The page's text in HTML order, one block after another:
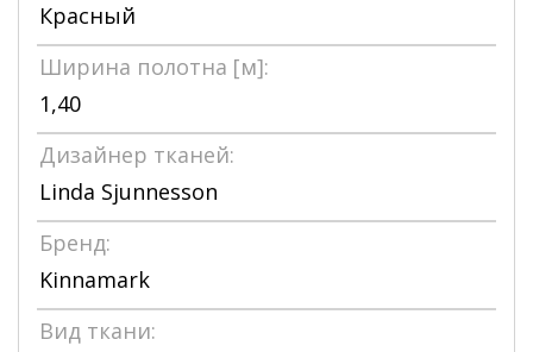
Красный
Ширина полотна [м]:
1,40
Дизайнер тканей:
Linda Sjunnesson
Бренд:
Kinnamark
Вид ткани: